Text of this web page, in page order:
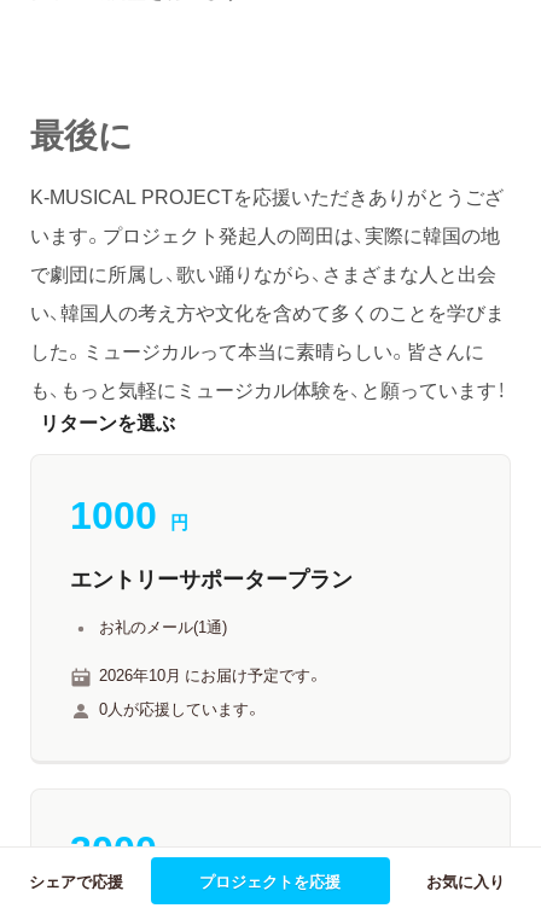
最後に
K-MUSICAL PROJECTを応援いただきありがとうござ
います。プロジェクト発起人の岡田は、実際に韓国の地
で劇団に所属し、歌い踊りながら、さまざまな人と出会
い、韓国人の考え方や文化を含めて多くのことを学びま
した。ミュージカルって本当に素晴らしい。皆さんに
も、もっと気軽にミュージカル体験を、と願っています！
リターンを選ぶ
1000 円
エントリーサポータープラン
お礼のメール(1通)
2026年10月 にお届け予定です。
0人が応援しています。
3000 円
シェアで応援 プロジェクトを応援 お気に入り